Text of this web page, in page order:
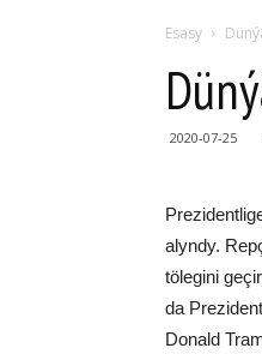
Esasy
2020-07-25
alyn­dy.
tö­le­gi­ni
da
Do­nald